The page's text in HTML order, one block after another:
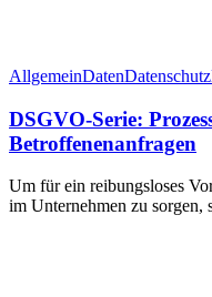
AllgemeinDatenDatenschutz
DSGVO-Serie:
Betroffenenanfragen
Um für ein reibungsloses
im Unternehmen zu